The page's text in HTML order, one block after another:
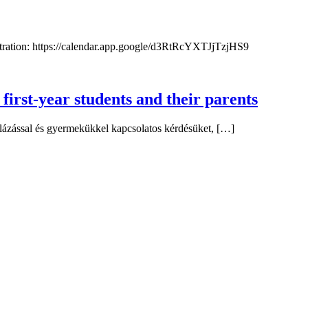
https://calendar.app.google/d3RtRcYXTJjTzjHS9
year students and their parents
és gyermekükkel kapcsolatos kérdésüket, […]